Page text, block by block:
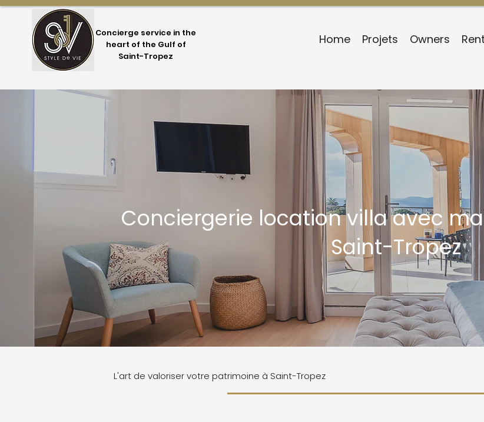
Concierge service in the
heart of the Gulf of
Saint-Tropez
Home Projets Owners
Conciergerie location villa avec
Saint-Tropez
L'art de valoriser votre patrimoine à Saint-Tropez